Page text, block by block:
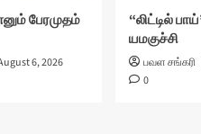
பேரமுதம்
6, 2026
“லிட்டில்
யமகுச்சி
பவள சங்கரி
0